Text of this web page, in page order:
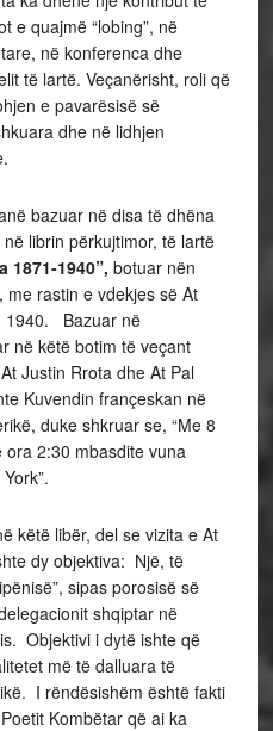
e quajmë “lobing”, në
në konferenca dhe
të lartë. Veçanërisht, roli që
e pavarësisë së
dhe në lidhjen
bazuar në disa të dhëna
librin përkujtimor, të lartë
1871-1940”, botuar nën
me rastin e vdekjes së At
1940. Bazuar në
në këtë botim të veçant
Justin Rrota dhe At Pal
Kuvendin françeskan në
duke shkruar se, “Me 8
2:30 mbasdite vuna
këtë libër, del se vizita e At
dy objektiva: Një, të
sipas porosisë së
shqiptar në
Objektivi i dytë ishte që
më të dalluara të
I rëndësishëm është fakti
Kombëtar që ai ka